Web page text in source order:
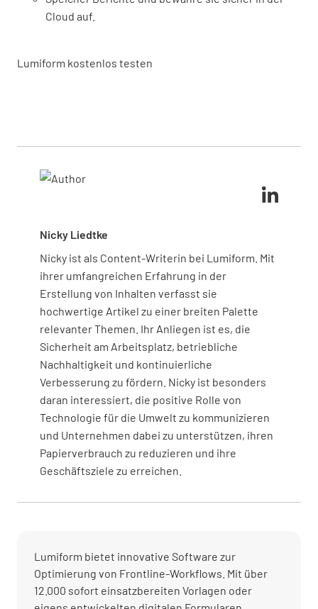
Cloud auf.
Lumiform kostenlos testen
Nicky Liedtke
Nicky ist als Content-Writerin bei Lumiform. Mit
ihrer umfangreichen Erfahrung in der
Erstellung von Inhalten verfasst sie
hochwertige Artikel zu einer breiten Palette
relevanter Themen. Ihr Anliegen ist es, die
Sicherheit am Arbeitsplatz, betriebliche
Nachhaltigkeit und kontinuierliche
Verbesserung zu fördern. Nicky ist besonders
daran interessiert, die positive Rolle von
Technologie für die Umwelt zu kommunizieren
und Unternehmen dabei zu unterstützen, ihren
Papierverbrauch zu reduzieren und ihre
Geschäftsziele zu erreichen.
Lumiform bietet innovative Software zur
Optimierung von Frontline-Workflows. Mit über
12.000 sofort einsatzbereiten Vorlagen oder